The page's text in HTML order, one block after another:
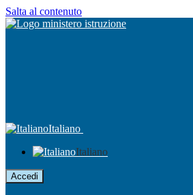
Salta al contenuto
Italiano
Italiano
Accedi